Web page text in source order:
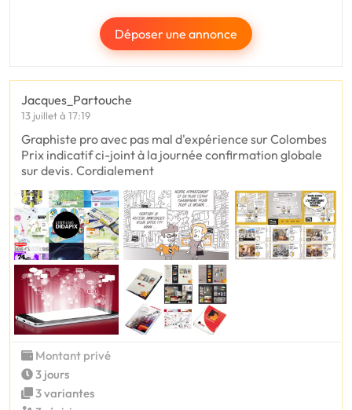
Déposer une annonce
Jacques_Partouche
13 juillet à 17:19
Graphiste pro avec pas mal d'expérience sur Colombes
Prix indicatif ci-joint à la journée confirmation globale
sur devis. Cordialement
Montant privé
3 jours
3 variantes